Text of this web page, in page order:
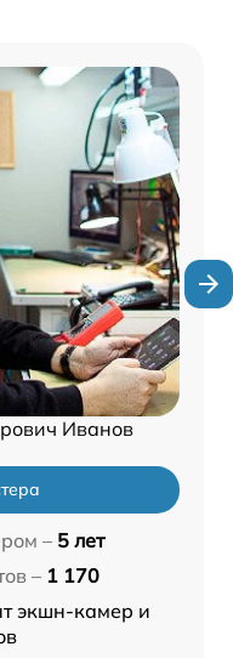
Иванов
– 5 лет
– 1 170
экшн-камер и